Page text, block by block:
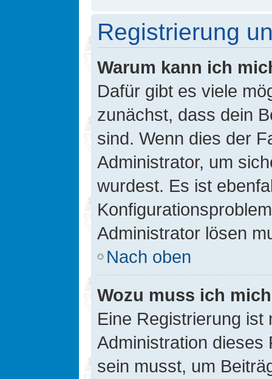
Registrierung
Warum kann ich
Dafür gibt es viele
zunächst, dass dein
sind. Wenn dies der
Administrator, um
wurdest. Es ist
Administrator lösen
Nach oben
Wozu muss ich
Eine Registrierung ist
Administration dieses
sein musst, um